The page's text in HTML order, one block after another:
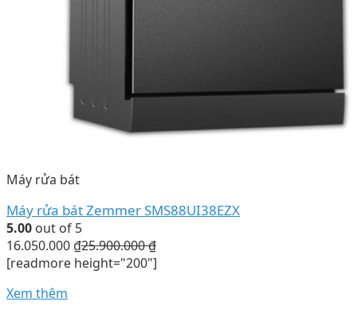
Máy rửa bát
Máy rửa bát Zemmer SMS88UI38EZX
5.00 out of 5
16.050.000 ₫25.900.000₫
[readmore height="200"]
Xem thêm